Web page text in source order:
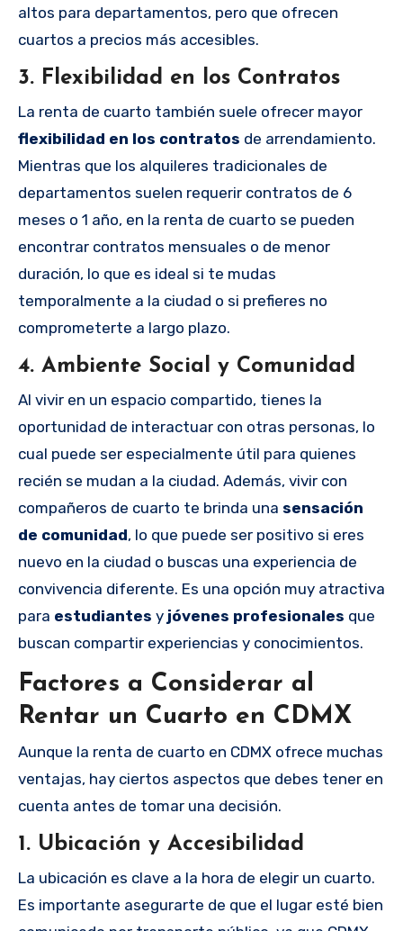
altos para departamentos, pero que ofrecen
cuartos a precios más accesibles.
3. Flexibilidad en los Contratos
La renta de cuarto también suele ofrecer mayor
flexibilidad en los contratos de arrendamiento.
Mientras que los alquileres tradicionales de
departamentos suelen requerir contratos de 6
meses o 1 año, en la renta de cuarto se pueden
encontrar contratos mensuales o de menor
duración, lo que es ideal si te mudas
temporalmente a la ciudad o si prefieres no
comprometerte a largo plazo.
4. Ambiente Social y Comunidad
Al vivir en un espacio compartido, tienes la
oportunidad de interactuar con otras personas, lo
cual puede ser especialmente útil para quienes
recién se mudan a la ciudad. Además, vivir con
compañeros de cuarto te brinda una sensación
de comunidad, lo que puede ser positivo si eres
nuevo en la ciudad o buscas una experiencia de
convivencia diferente. Es una opción muy atractiva
para estudiantes y jóvenes profesionales que
buscan compartir experiencias y conocimientos.
Factores a Considerar al
Rentar un Cuarto en CDMX
Aunque la renta de cuarto en CDMX ofrece muchas
ventajas, hay ciertos aspectos que debes tener en
cuenta antes de tomar una decisión.
1. Ubicación y Accesibilidad
La ubicación es clave a la hora de elegir un cuarto.
Es importante asegurarte de que el lugar esté bien